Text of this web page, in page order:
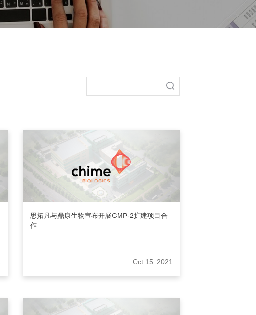
思拓凡与鼎康生物宣布开展GMP-2扩建项目合
作
Oct 15, 2021